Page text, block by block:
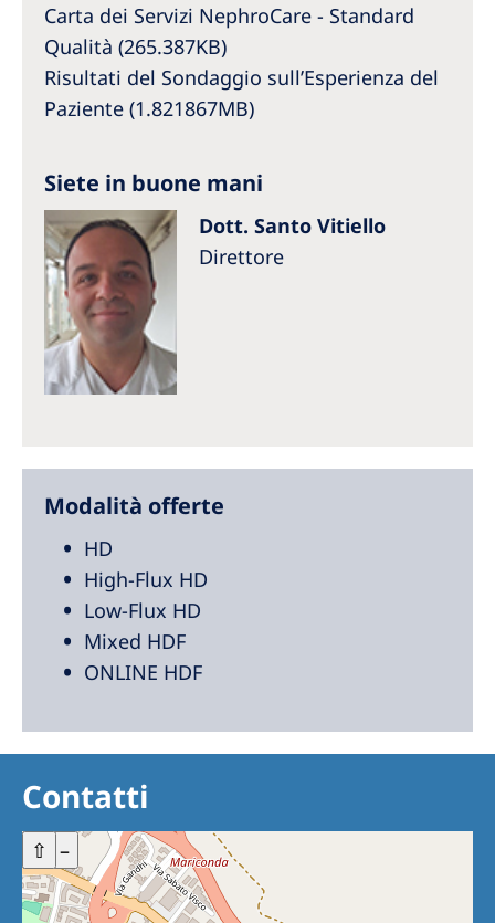
North America
United States of America
Global Website
Carta dei Servizi NephroCare - Standard
Qualità (265.387KB)
Risultati del Sondaggio sull’Esperienza del
Paziente (1.821867MB)
Siete in buone mani
Dott. Santo Vitiello
Direttore
Modalità offerte
HD
High-Flux HD
Low-Flux HD
Mixed HDF
ONLINE HDF
Contatti
+ –
⇧